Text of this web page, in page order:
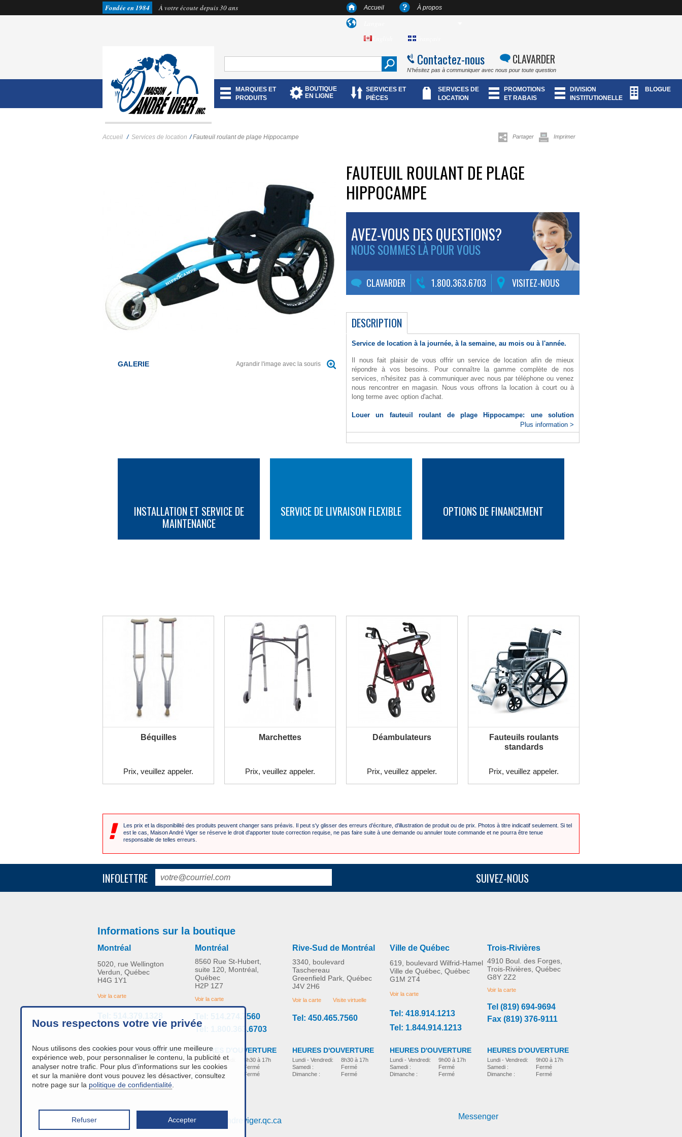
Fondée en 1984 À votre écoute depuis 30 ans Accueil À propos
Contactez-nous CLAVARDER
N’hésitez pas à communiquer avec nous pour toute question
MARQUES ET
PRODUITS
BOUTIQUE
EN LIGNE
SERVICES ET
PIÈCES
SERVICES DE
LOCATION
PROMOTIONS
ET RABAIS
DIVISION
INSTITUTIONELLE
BLOGUE
Nous respectons votre vie privée
Nous utilisons des cookies pour vous offrir une meilleure
expérience web, pour personnaliser le contenu, la publicité et
analyser notre trafic. Pour plus d'informations sur les cookies
et sur la manière dont vous pouvez les désactiver, consultez
notre page sur la politique de confidentialité.
Refuser Accepter
Accueil / Services de location / Fauteuil roulant de plage Hippocampe Partager Imprimer
GALERIE Agrandir l'image avec la souris
FAUTEUIL ROULANT DE PLAGE
HIPPOCAMPE
AVEZ-VOUS DES QUESTIONS?
NOUS SOMMES LÀ POUR VOUS
CLAVARDER 1.800.363.6703 VISITEZ-NOUS
DESCRIPTION
Service de location à la journée, à la semaine, au mois ou à l'année.
Il nous fait plaisir de vous offrir un service de location afin de mieux
répondre à vos besoins. Pour connaître la gamme complète de nos
services, n'hésitez pas à communiquer avec nous par téléphone ou venez
nous rencontrer en magasin. Nous vous offrons la location à court ou à
long terme avec option d'achat.
Louer un fauteuil roulant de plage Hippocampe: une solution
plages ?
Hippocampe à prix avantageux. Conçu spécialement pour pouvoir se
déplacer sans problème dans des surfaces sablonneuses sans crainte de
Plus information >
INSTALLATION ET SERVICE DE
MAINTENANCE
SERVICE DE LIVRAISON FLEXIBLE OPTIONS DE FINANCEMENT
Béquilles
PLUS D'INFORMATION
Prix, veuillez appeler.
Marchettes
PLUS D'INFORMATION
Prix, veuillez appeler.
Déambulateurs
PLUS D'INFORMATION
Prix, veuillez appeler.
Fauteuils roulants
standards
PLUS D'INFORMATION
Prix, veuillez appeler.
Fauteuils roulants
PLUS D'INFORMATION
Prix, veuillez appeler.
Quadriporteurs
PLUS D'INFORMATION
Prix, veuillez appeler.
électriques
PLUS D'INFORMATION
Prix, veuillez appeler.
PLUS D'INFORMATION
Prix, veuillez appeler.

Les prix et la disponibilité des produits peuvent changer sans préavis. Il peut s'y glisser des erreurs d’écriture, d'illustration de produit ou de prix. Photos à titre indicatif seulement. Si tel
est le cas, Maison André Viger se réserve le droit d'apporter toute correction requise, ne pas faire suite à une demande ou annuler toute commande et ne pourra être tenue
responsable de telles erreurs.
INFOLETTRE SUIVEZ-NOUS
Informations sur la boutique
Montréal
5020, rue Wellington
Verdun, Québec
H4G 1Y1
Voir la carte
HEURES D'OUVERTURE
Lundi - Vendredi:
Samedi :
Dimanche :
9h00 à 16h
Fermé
Fermé
Montréal
8560 Rue St-Hubert,
suite 120, Montréal,
Québec
H2P 1Z7
Voir la carte
Tel: 514.274.7560
Tel: 1.800.363.6703
HEURES D'OUVERTURE
Lundi - Vendredi:
Samedi :
Dimanche :
8h30 à 17h
Fermé
Fermé
Rive-Sud de Montréal
3340, boulevard
Taschereau
Greenfield Park, Québec
J4V 2H6
Voir la carte Visite virtuelle
Tel: 450.465.7560
HEURES D'OUVERTURE
Lundi - Vendredi:
Samedi :
Dimanche :
8h30 à 17h
Fermé
Fermé
Ville de Québec
619, boulevard Wilfrid-Hamel
Ville de Québec, Québec
G1M 2T4
Voir la carte
Tel: 418.914.1213
Tel: 1.844.914.1213
HEURES D'OUVERTURE
Lundi - Vendredi:
Samedi :
Dimanche :
9h00 à 17h
Fermé
Fermé
Trois-Rivières
4910 Boul. des Forges,
Trois-Rivières, Québec
G8Y 2Z2
Voir la carte
Tel (819) 694-9694
Fax (819) 376-9111
HEURES D'OUVERTURE
Lundi - Vendredi:
Samedi :
Dimanche :
9h00 à 17h
Fermé
Fermé
info@andreviger.qc.ca Messenger